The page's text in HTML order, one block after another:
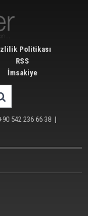
Politikası
RSS
İmsakiye
542 236 66 38 |